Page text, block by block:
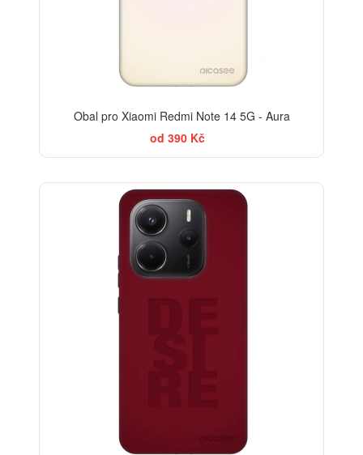
Obal pro Xiaomi Redmi Note 14 5G - Aura
od 390 Kč